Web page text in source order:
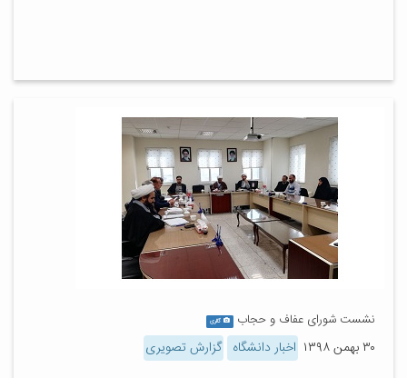
نشست شورای عفاف و حجاب گالری
۳۰ بهمن ۱۳۹۸ اخبار دانشگاه گزارش تصویری